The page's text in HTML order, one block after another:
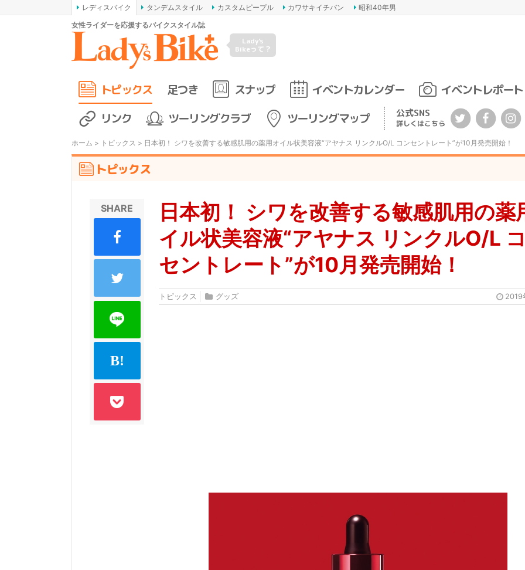
レディスバイク タンデムスタイル カスタムピープル カワサキイチバン
昭和40年男
女性ライダーを応援するバイクスタイル誌
Lady's
Bikeって？
トピックス 足つき スナップ イベントカレンダー イベントレポート
リンク
ツーリングクラブ ツーリングマップ 公式SNS
詳しくはこちら
ホーム > トピックス > 日本初！ シワを改善する敏感肌用の薬用オイル状美容液“アヤナス リンクルO/L コンセントレート”が10月発売開始！
トピックス
日本初！ シワを改善する敏感肌用の薬
イル状美容液“アヤナス リンクルO/L
セントレート”が10月発売開始！
トピックス グッズ 2019
SHARE